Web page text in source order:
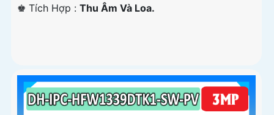
️♚ Tích Hợp : Thu Âm Và Loa.